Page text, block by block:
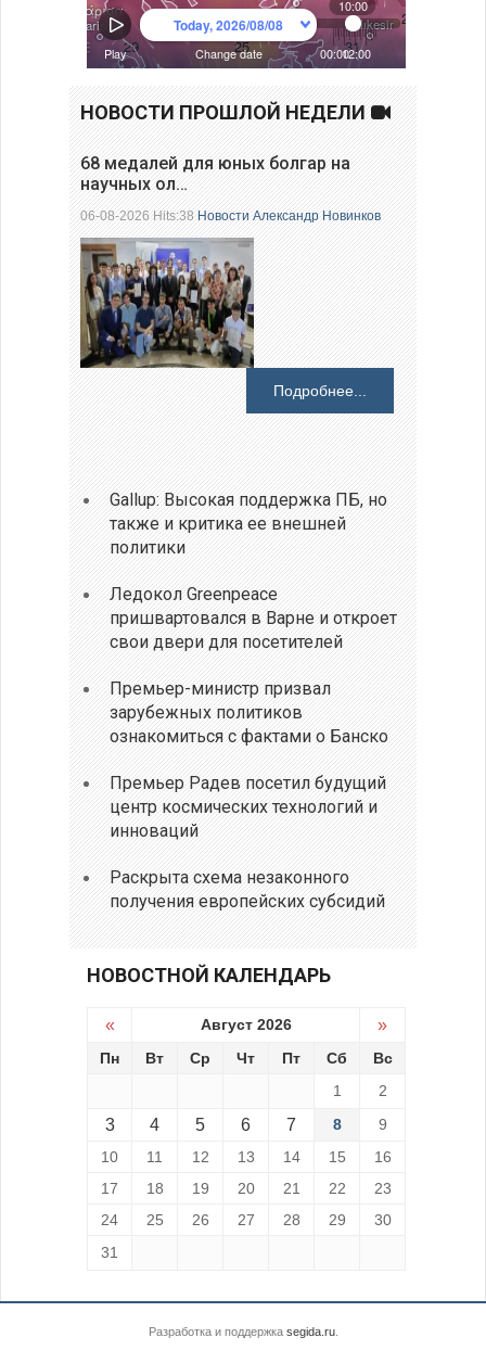
НОВОСТИ ПРОШЛОЙ НЕДЕЛИ
68 медалей для юных болгар на
научных ол…
06-08-2026 Hits:38Новости Александр Новинков
Подробнее...
Gallup: Высокая поддержка ПБ, но
также и критика ее внешней
политики
Ледокол Greenpeace
пришвартовался в Варне и откроет
свои двери для посетителей
Премьер-министр призвал
зарубежных политиков
ознакомиться с фактами о Банско
Премьер Радев посетил будущий
центр космических технологий и
инноваций
Раскрыта схема незаконного
получения европейских субсидий
НОВОСТНОЙ КАЛЕНДАРЬ
« Август 2026 »
Пн Вт Ср Чт Пт Сб
Вс
1
2
3 4 5 6 7 8
9
10
11 12 13 14 15
16
17
18 19 20 21 22
23
24
25 26 27 28 29
30
31
Разработка и поддержка segida.ru.